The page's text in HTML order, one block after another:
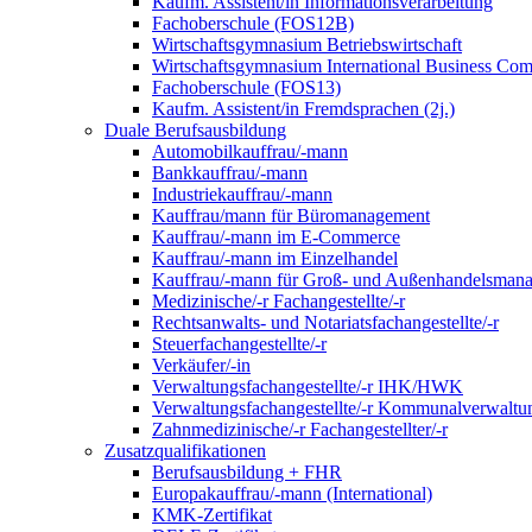
Fachoberschule (FOS12B)
Wirtschaftsgymnasium Betriebswirtschaft
Wirtschaftsgymnasium International Business
Fachoberschule (FOS13)
Kaufm. Assistent/in Fremdsprachen (2j.)
Duale Berufsausbildung
Automobilkauffrau/-mann
Bankkauffrau/-mann
Industriekauffrau/-mann
Kauffrau/mann für Büromanagement
Kauffrau/-mann im E-Commerce
Kauffrau/-mann im Einzelhandel
Kauffrau/-mann für Groß- und
Medizinische/-r Fachangestellte/-r
Rechtsanwalts- und Notariatsfachangestellte/-r
Steuerfachangestellte/-r
Verkäufer/-in
Verwaltungs­fach­angestellte/-r IHK/HWK
Verwaltungsfach­angestellte/-r
Zahnmedizinische/-r Fachangestellter/-r
Zusatzqualifikationen
Berufsausbildung + FHR
Europakauffrau/-mann (International)
KMK-Zertifikat